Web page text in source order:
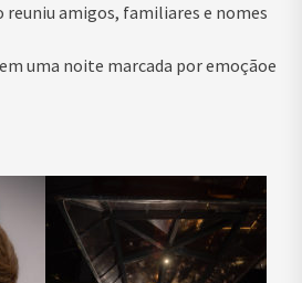
reuniu amigos, familiares e nomes
uma noite marcada por emoçãoe